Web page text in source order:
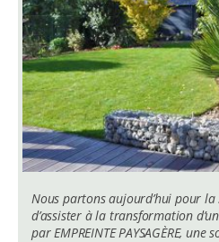
Nous partons aujourd’hui pour la
d’assister à la transformation
par EMPREINTE PAYSAGÈRE,